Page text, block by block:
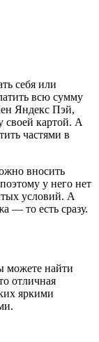
себя или
всю сумму
Яндекс Пэй,
своей картой. А
частями в
вносить
у него нет
условий. А
— то есть сразу.
можете найти
отличная
яркими